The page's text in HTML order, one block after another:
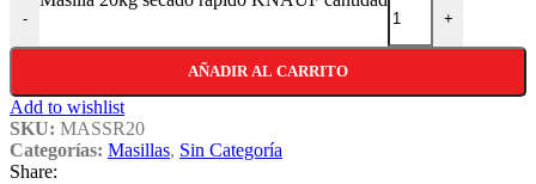
- +
AÑADIR AL CARRITO
Add to wishlist
SKU: MASSR20
Categorías: Masillas, Sin Categoría
Share: